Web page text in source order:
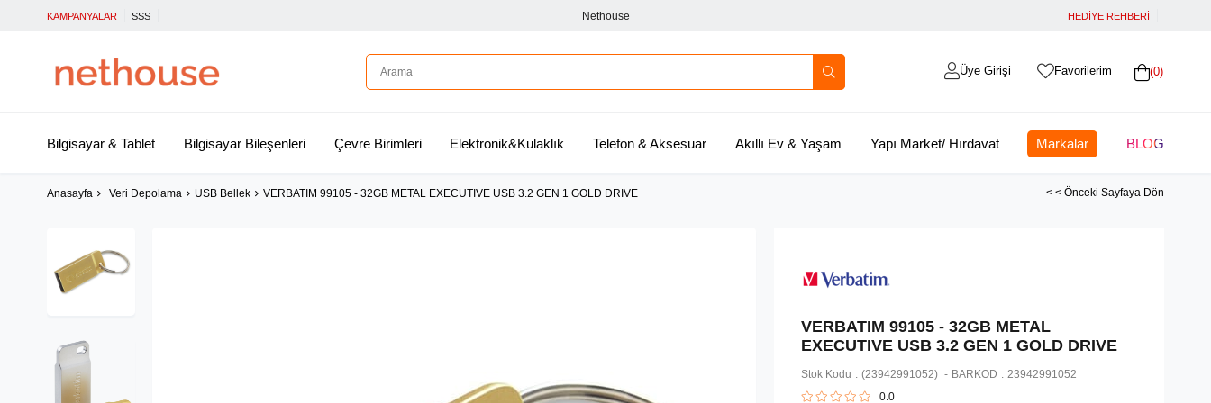
KAMPANYALAR SSS Nethouse HEDİYE REHBERİ
0
Favorilerim
Üye Girişi
Bilgisayar & Tablet Bilgisayar Bileşenleri Çevre Birimleri Elektronik&Kulaklık Telefon & Aksesuar Akıllı Ev & Yaşam Yapı Market/ Hırdavat Markalar BLOG
Anasayfa Veri Depolama USB Bellek VERBATIM 99105 - 32GB METAL EXECUTIVE USB 3.2 GEN 1 GOLD DRIVE < < Önceki Sayfaya Dön
VERBATIM 99105 - 32GB METAL
EXECUTIVE USB 3.2 GEN 1 GOLD DRIVE
Stok Kodu (23942991052) BARKOD : 23942991052
0.0